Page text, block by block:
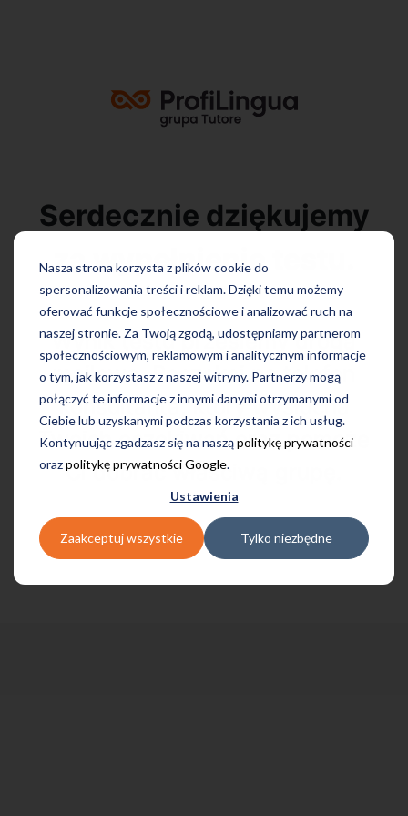
Nasza strona korzysta z plików cookie do
spersonalizowania treści i reklam. Dzięki temu możemy
oferować funkcje społecznościowe i analizować ruch na
naszej stronie. Za Twoją zgodą, udostępniamy partnerom
społecznościowym, reklamowym i analitycznym informacje
o tym, jak korzystasz z naszej witryny. Partnerzy mogą
połączyć te informacje z innymi danymi otrzymanymi od
Ciebie lub uzyskanymi podczas korzystania z ich usług.
Kontynuując zgadzasz się na nasząpolitykę prywatności
orazpolitykę prywatności Google.
Ustawienia
Zaakceptuj wszystkie Tylko niezbędne
Serdecznie dziękujemy
za wypełnienie testu.
Wynik testu prześlemy drogą
mailową. Poczekaj na telefon
konsultanta, który wysłucha
Twoich oczekiwań oraz pomoże
Ci dobrać właściwą grupę.